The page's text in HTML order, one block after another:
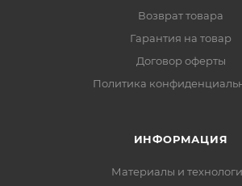
Возврат товара
Гарантия на товар
Договор оферты
Политика
ИНФОРМАЦИЯ
Материалы и